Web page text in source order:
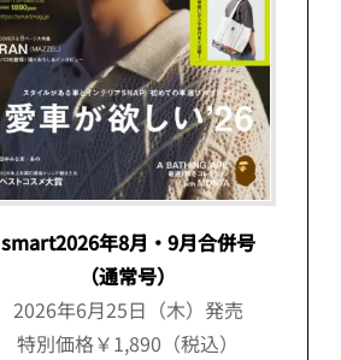
smart2026年8月・9月合併号
（通常号）
2026年6月25日（木）発売
特別価格￥1,890（税込）